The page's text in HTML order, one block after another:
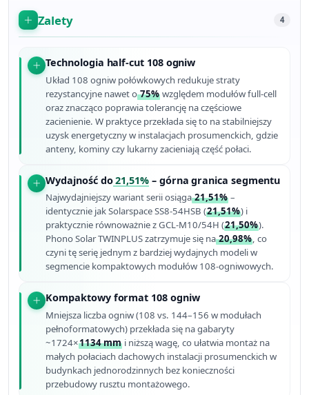
Zalety 4
Technologia half-cut 108 ogniw
Układ 108 ogniw połówkowych redukuje straty
rezystancyjne nawet o75% względem modułów full-cell
oraz znacząco poprawia tolerancję na częściowe
zacienienie. W praktyce przekłada się to na stabilniejszy
uzysk energetyczny w instalacjach prosumenckich, gdzie
anteny, kominy czy lukarny zacieniają część połaci.
Wydajność do21,51% – górna granica segmentu
Najwydajniejszy wariant serii osiąga21,51% –
identycznie jak Solarspace SS8-54HSB (21,51%) i
praktycznie równoważnie z GCL-M10/54H (21,50%).
Phono Solar TWINPLUS zatrzymuje się na20,98%, co
czyni tę serię jednym z bardziej wydajnych modeli w
segmencie kompaktowych modułów 108-ogniwowych.
Kompaktowy format 108 ogniw
Mniejsza liczba ogniw (108 vs. 144–156 w modułach
pełnoformatowych) przekłada się na gabaryty
~1724×1134 mm i niższą wagę, co ułatwia montaż na
małych połaciach dachowych instalacji prosumenckich w
budynkach jednorodzinnych bez konieczności
przebudowy rusztu montażowego.